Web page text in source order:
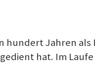
hundert Jahren als
hat. Im